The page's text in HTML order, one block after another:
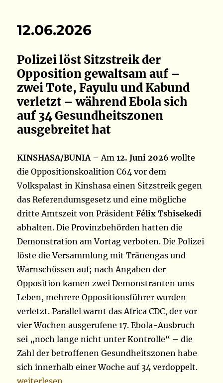
12.06.2026
Polizei löst Sitzstreik der
Opposition gewaltsam auf –
zwei Tote, Fayulu und Kabund
verletzt – während Ebola sich
auf 34 Gesundheitszonen
ausgebreitet hat
KINSHASA/BUNIA– Am12. Juni 2026 wollte
die Oppositionskoalition C64 vor dem
Volkspalast in Kinshasa einen Sitzstreik gegen
das Referendumsgesetz und eine mögliche
dritte Amtszeit von PräsidentFélix Tshisekedi
abhalten. Die Provinzbehörden hatten die
Demonstration am Vortag verboten. Die Polizei
löste die Versammlung mit Tränengas und
Warnschüssen auf; nach Angaben der
Opposition kamen zwei Demonstranten ums
Leben, mehrere Oppositionsführer wurden
verletzt. Parallel warnt das Africa CDC, der vor
vier Wochen ausgerufene 17. Ebola-Ausbruch
sei „noch lange nicht unter Kontrolle“ – die
Zahl der betroffenen Gesundheitszonen habe
sich innerhalb einer Woche auf 34 verdoppelt.
„12.06.2026“